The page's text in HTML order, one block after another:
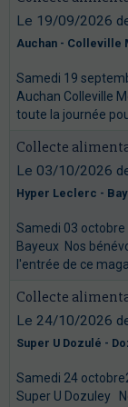
Le 19/09/2026
Auchan - Colleville
Samedi 19
Auchan Colleville
toute la journée pour
Collecte
Le 03/10/2026
Hyper Leclerc -
Samedi 03
Bayeux Nos
l'entrée de ce
Collecte
Le 24/10/2026
Super U Dozulé -
Samedi 24
Super U Dozuley